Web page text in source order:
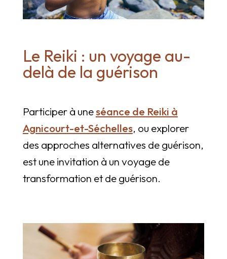
Le Reiki : un voyage au-
delà de la guérison
Participer à uneséance de Reiki à
Agnicourt-et-Séchelles, ou explorer
des approches alternatives de guérison,
est une invitation à un voyage de
transformation et de guérison.